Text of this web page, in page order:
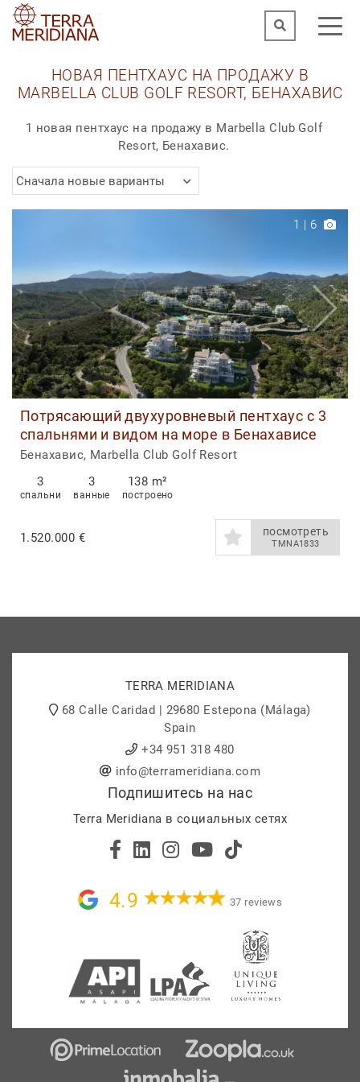
НОВАЯ ПЕНТХАУС НА ПРОДАЖУ В
MARBELLA CLUB GOLF RESORT, БЕНАХАВИС
1 новая пентхаус на продажу в Marbella Club Golf
Resort, Бенахавис.
Сначала новые варианты
1 | 6
Потрясающий двухуровневый пентхаус с 3
спальнями и видом на море в Бенахависе
Бенахавис, Marbella Club Golf Resort
3
спальни
3
ванные
138 m²
построено
1.520.000 € посмотреть
TMNA1833
TERRA MERIDIANA
68 Calle Caridad | 29680 Estepona (Málaga)
Spain
+34 951 318 480
info@terrameridiana.com
Подпишитесь на нас
Terra Meridiana в социальных сетях
4.9 37 reviews